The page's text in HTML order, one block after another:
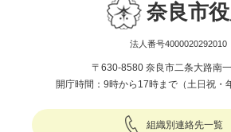
奈良市
法人番号4000020292010
〒630-8580 奈良市二条大路南
開庁時間：9時から17時まで（土日祝・
組織別連絡先一覧